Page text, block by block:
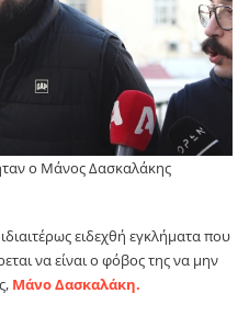
ο Μάνος Δασκαλάκης
ειδεχθή εγκλήματα που
να είναι ο φόβος της να μην
Μάνο Δασκαλάκη.